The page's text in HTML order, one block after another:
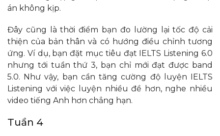
án không kịp.
Đây cũng là thời điểm bạn đo lường lại tốc độ cải
thiện của bản thân và có hướng điều chỉnh tương
ứng. Ví dụ, bạn đặt mục tiêu đạt IELTS Listening 6.0
nhưng tới tuần thứ 3, bạn chỉ mới đạt được band
5.0. Như vậy, bạn cần tăng cường độ luyện IELTS
Listening với việc luyện nhiều đề hơn, nghe nhiều
video tiếng Anh hơn chẳng hạn.
Tuần 4